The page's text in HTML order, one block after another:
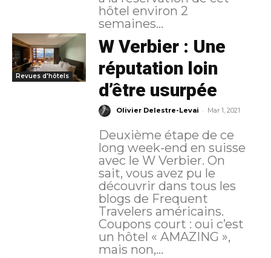
hôtel environ 2
semaines...
Revues d'hôtels
W Verbier : Une
réputation loin
d’être usurpée
Olivier Delestre-Levai - Mar 1, 2021
Deuxième étape de ce
long week-end en suisse
avec le W Verbier. On
sait, vous avez pu le
découvrir dans tous les
blogs de Frequent
Travelers américains.
Coupons court : oui c’est
un hôtel « AMAZING »,
mais non,...